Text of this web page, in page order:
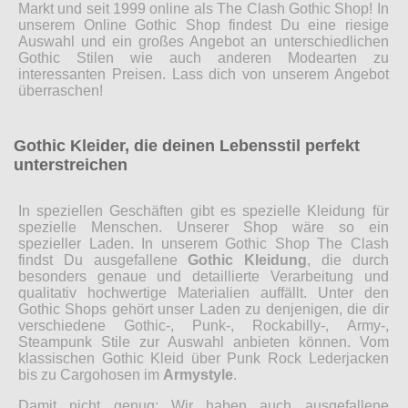
Markt und seit 1999 online als The Clash Gothic Shop! In
unserem Online Gothic Shop findest Du eine riesige
Auswahl und ein großes Angebot an unterschiedlichen
Gothic Stilen wie auch anderen Modearten zu
interessanten Preisen. Lass dich von unserem Angebot
überraschen!
Gothic Kleider, die deinen Lebensstil perfekt
unterstreichen
In speziellen Geschäften gibt es spezielle Kleidung für
spezielle Menschen. Unserer Shop wäre so ein
spezieller Laden. In unserem Gothic Shop The Clash
findst Du ausgefallene Gothic Kleidung, die durch
besonders genaue und detaillierte Verarbeitung und
qualitativ hochwertige Materialien auffällt. Unter den
Gothic Shops gehört unser Laden zu denjenigen, die dir
verschiedene Gothic-, Punk-, Rockabilly-, Army-,
Steampunk Stile zur Auswahl anbieten können. Vom
klassischen Gothic Kleid über Punk Rock Lederjacken
bis zu Cargohosen im Armystyle.